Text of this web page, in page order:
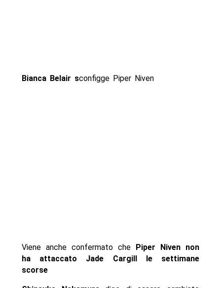
Bianca Belair sconfigge Piper Niven
Viene anche confermato che
Piper Niven non
ha attaccato Jade Cargill le settimane
scorse